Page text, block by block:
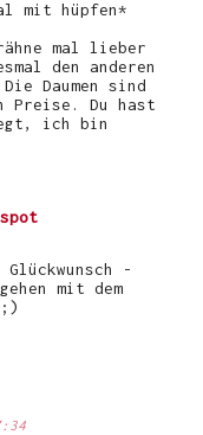
mit hüpfen*
mal lieber
den anderen
Daumen sind
Du hast
ich bin
-
mit dem
;)